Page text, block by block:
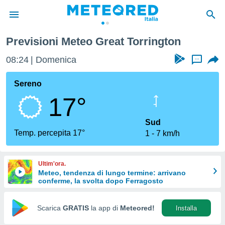
di
per
le
di
Web
Previsioni Meteo Great Torrington
08:24 Domenica ...
Sereno
17°
Temp. percepita 17°
Sud
1
7 km/h
Ultim'ora.
Meteo, tendenza di lungo termine: arrivano
conferme, la svolta dopo Ferragosto
Scarica GRATIS la app di Meteored! Installa